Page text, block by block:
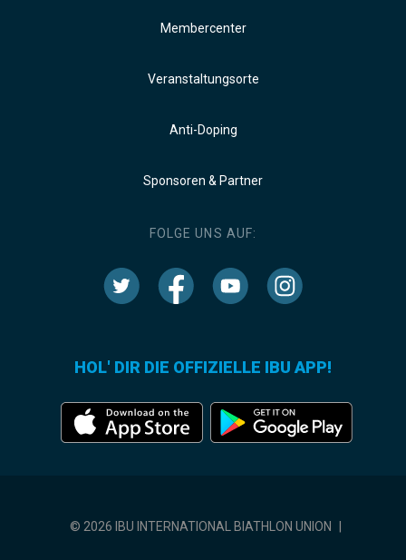
Membercenter
Veranstaltungsorte
Anti-Doping
Sponsoren & Partner
FOLGE UNS AUF:
HOL' DIR DIE OFFIZIELLE IBU APP!
© 2026 IBU INTERNATIONAL BIATHLON UNION